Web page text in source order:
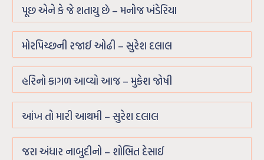
પૂછ એને કે જે શતાયુ છે – મનોજ ખંડેરિયા
મોરપિચ્છની રજાઈ ઓઢી – સુરેશ દલાલ
હરિનો કાગળ આવ્યો આજ – મુકેશ જોષી
આંખ તો મારી આથમી – સુરેશ દલાલ
જરા અંધાર નાબુદીનો – શોભિત દેસાઈ